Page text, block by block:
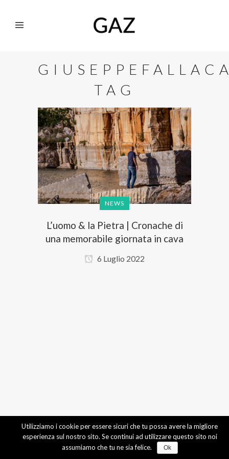
TAG
NEWS
L’uomo & la Pietra | Cronache di
una memorabile giornata in cava
6 Luglio 2022
Utilizziamo i cookie per essere sicuri che tu possa avere la migliore
esperienza sul nostro sito. Se continui ad utilizzare questo sito noi
assumiamo che tu ne sia felice.
Ok